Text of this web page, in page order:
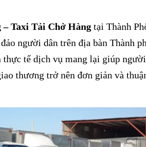
– Taxi Tải Chở Hàng tại Thành
người dân trên địa bàn Thành
tế dịch vụ mang lại giúp người
thương trở nên đơn giản và